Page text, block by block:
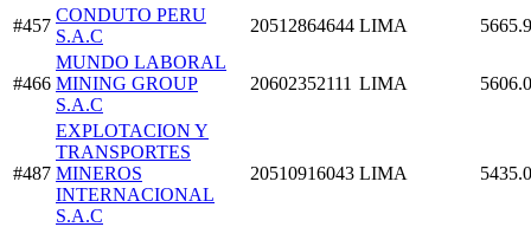
#457
CONDUTO PERU
S.A.C
20512864644 LIMA
#466
MUNDO LABORAL
MINING GROUP
S.A.C
20602352111 LIMA
#487
EXPLOTACION Y
TRANSPORTES
MINEROS
INTERNACIONAL
S.A.C
20510916043 LIMA